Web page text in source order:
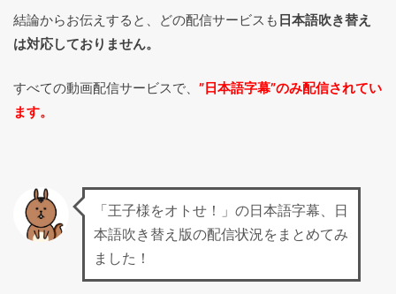
結論からお伝えすると、どの配信サービスも 日本語吹き替え
は対応しておりません。
すべての動画配信サービスで、 ”日本語字幕”のみ配信されてい
ます。
「王子様をオトせ！」の日本語字幕、日
本語吹き替え版の配信状況をまとめてみ
ました！